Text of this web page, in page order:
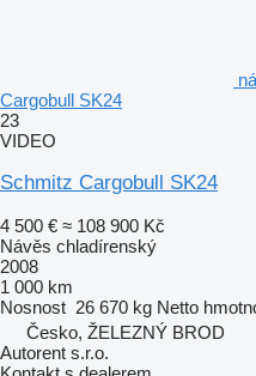
Cargobull SK24
23
VIDEO
Schmitz Cargobull SK24
4 500 € ≈ 108 900 Kč
Návěs chladírenský
2008
1 000 km
Nosnost 26 670 kg Netto
Česko, ŽELEZNÝ BROD
Autorent s.r.o.